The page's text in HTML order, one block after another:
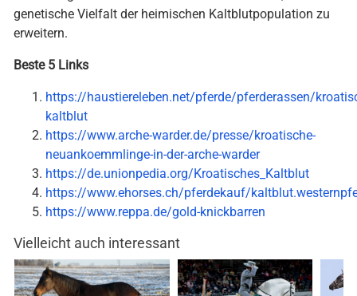
genetische Vielfalt der heimischen Kaltblutpopulation zu
erweitern.
Beste 5 Links
https://haustiereleben.net/pferde/pferderassen/
kaltblut
https://www.arche-warder.de/presse/kroatische-
neuankoemmlinge-in-der-arche-warder
https://de.unionpedia.org/Kroatisches_Kaltblut
https://www.ehorses.ch/pferdekauf/
https://www.reppa.de/gold-knickbarren
Vielleicht auch interessant